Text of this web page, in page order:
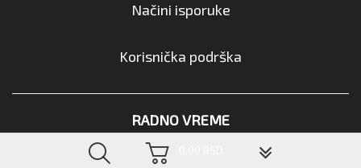
Načini isporuke
Korisnička podrška
RADNO VREME
Radnim danima: 08:00 - 16:00
▼